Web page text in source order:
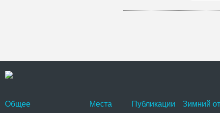
Общее Места Публикации Зимний